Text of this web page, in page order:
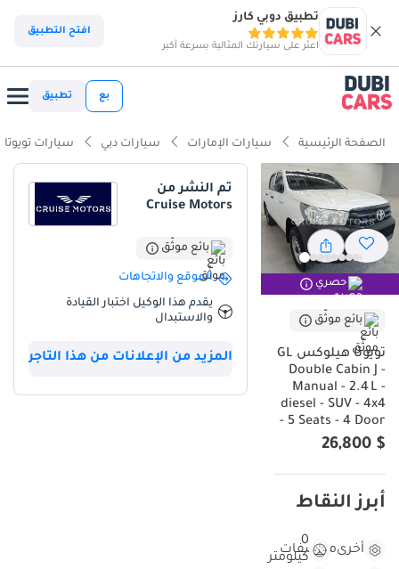
تطبيق دوبي كارز
اعثر على سيارتك المثالية بسرعة أكبر
افتح التطبيق
بع تطبيق
الصفحة الرئيسية سيارات الإمارات سيارات دبي سيارات تويوتا
حصري
بائع موثّق
تويوتا هيلوكس GL
Double Cabin J -
Manual - 2.4 L -
diesel - SUV - 4x4
- 5 Seats - 4 Door
$ 26,800
أبرز النقاط
أخرىمواصفات
0
كيلومتر
تم النشر من
Cruise Motors
بائع موثّق
الموقع والاتجاهات
يقدم هذا الوكيل اختبار القيادة
والاستبدال
المزيد من الإعلانات من هذا التاجر